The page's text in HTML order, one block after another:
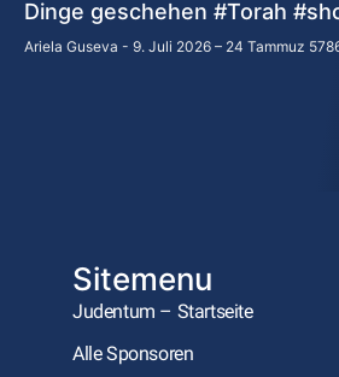
Dinge geschehen #Torah
Ariela Guseva 9. Juli 2026 – 24 Tammuz
Sitemenu
Judentum – Startseite
Alle Sponsoren